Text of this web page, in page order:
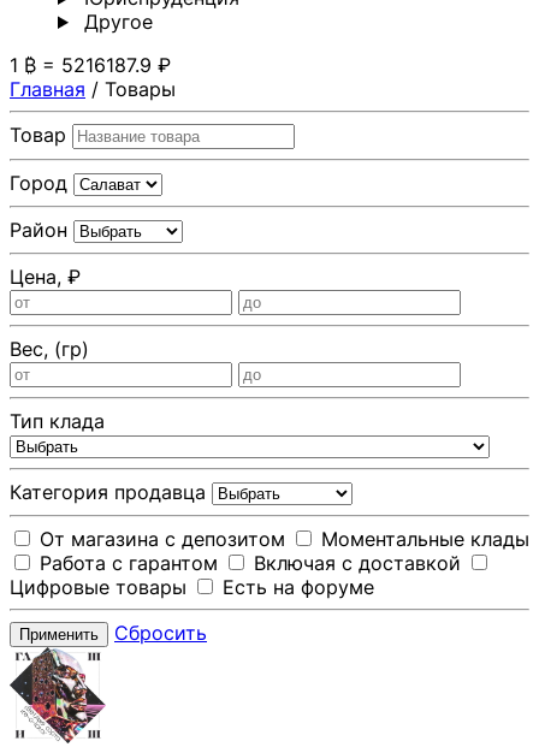
Другoе
1 ₿ = 5216187.9 ₽
Главная / Товары
Товар
Город
Район
Цена, ₽
Вес, (гр)
Тип клада
Категория продавца
От магазина с депозитом
Моментальные клады
Работа с гарантом
Включая с доставкой
Цифровые товары
Есть на форуме
Применить Сбросить